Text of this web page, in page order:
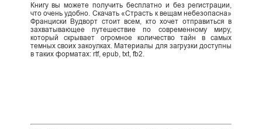
Книгу вы можете получить бесплатно и без регистрации,
что очень удобно. Скачать «Страсть к вещам небезопасна»
Франциски Вудворт стоит всем, кто хочет отправиться в
захватывающее путешествие по современному миру,
который скрывает огромное количество тайн в самых
темных своих закоулках. Материалы для загрузки доступны
в таких форматах: rtf, epub, txt, fb2.